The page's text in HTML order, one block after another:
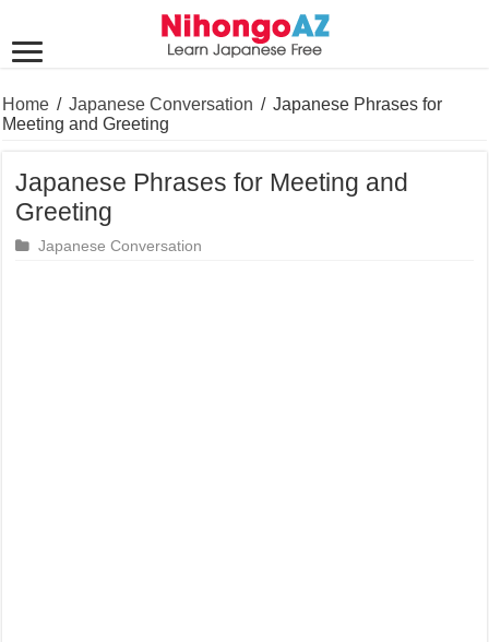
Home / Japanese Conversation / Japanese Phrases for
Meeting and Greeting
Japanese Phrases for Meeting and
Greeting
Japanese Conversation